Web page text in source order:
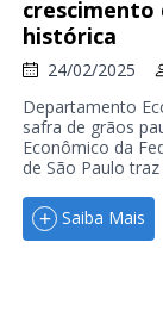
crescimento
histórica
24/02/2025
Departamento
safra de grãos
Econômico da
de São Paulo
Saiba Mais